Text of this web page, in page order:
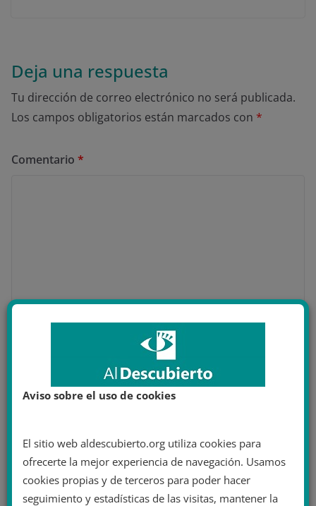
Deja una respuesta
Tu dirección de correo electrónico no será publicada.
Los campos obligatorios están marcados con *
Comentario *
Web
Aviso sobre el uso de cookies
El sitio web aldescubierto.org utiliza cookies para
ofrecerte la mejor experiencia de navegación. Usamos
cookies propias y de terceros para poder hacer
seguimiento y estadísticas de las visitas, mantener la